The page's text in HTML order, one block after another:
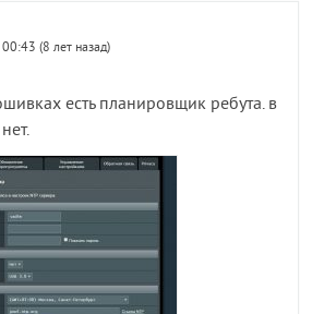
(8 лет назад)
есть планировщик ребута. в